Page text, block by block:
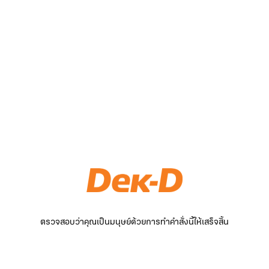
ตรวจสอบว่าคุณเป็นมนุษย์ด้วยการทำคำสั่งนี้ให้เสร็จสิ้น